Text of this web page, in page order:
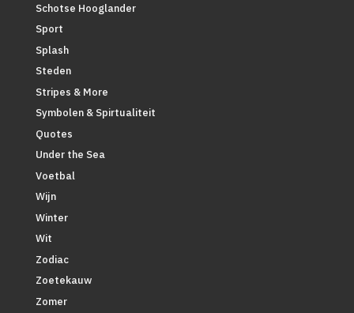
Schotse Hooglander
Sport
Splash
Steden
Stripes & More
Symbolen & Spirtualiteit
Quotes
Under the Sea
Voetbal
Wijn
Winter
Wit
Zodiac
Zoetekauw
Zomer